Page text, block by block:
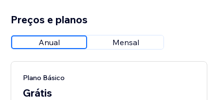
Preços e planos
Anual Mensal
Plano Básico
Grátis